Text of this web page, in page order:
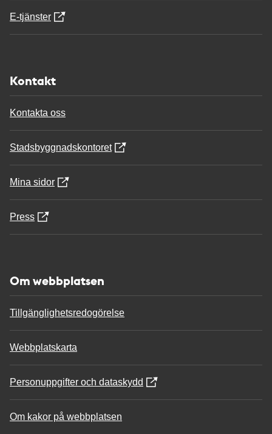
E-tjänster
Kontakt
Kontakta oss
Stadsbyggnadskontoret
Mina sidor
Press
Om webbplatsen
Tillgänglighetsredogörelse
Webbplatskarta
Personuppgifter och dataskydd
Om kakor på webbplatsen